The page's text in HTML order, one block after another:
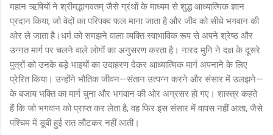
महान ऋषियों ने श्रीमद्भागवतम् जैसे ग्रंथों के माध्यम से शुद्ध आध्यात्मिक ज्ञान
प्रदान किया, जो वेदों का परिपक्व फल माना जाता है और जीव को सीधे भगवान की
ओर ले जाता है।धर्म को समझने वाला व्यक्ति स्वाभाविक रूप से अपने श्रेष्ठ और
उन्नत मार्ग पर चलने वाले लोगों का अनुसरण करता है। नारद मुनि ने दक्ष के दूसरे
पुत्रों को उनके बड़े भाइयों का उदाहरण देकर आध्यात्मिक मार्ग अपनाने के लिए
प्रेरित किया। उन्होंने भौतिक जीवन—संतान उत्पन्न करने और संसार में उलझने—
के बजाय भक्ति का मार्ग चुना और भगवान की ओर अग्रसर हो गए। शास्त्र कहते
हैं कि जो भगवान को प्राप्त कर लेता है, वह फिर इस संसार में वापस नहीं आता, जैसे
पश्चिम में डूबी हुई रात लौटकर नहीं आती।